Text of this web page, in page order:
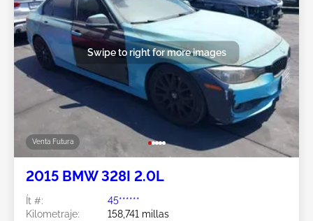
Venta Futura
Swipe to right for more images
2015 BMW 328I 2.0L
Ít #:
45******
Kilometraje:
158,741 millas